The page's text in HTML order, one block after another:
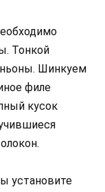
Тонкой
Шинкуем
филе
кусок
установите